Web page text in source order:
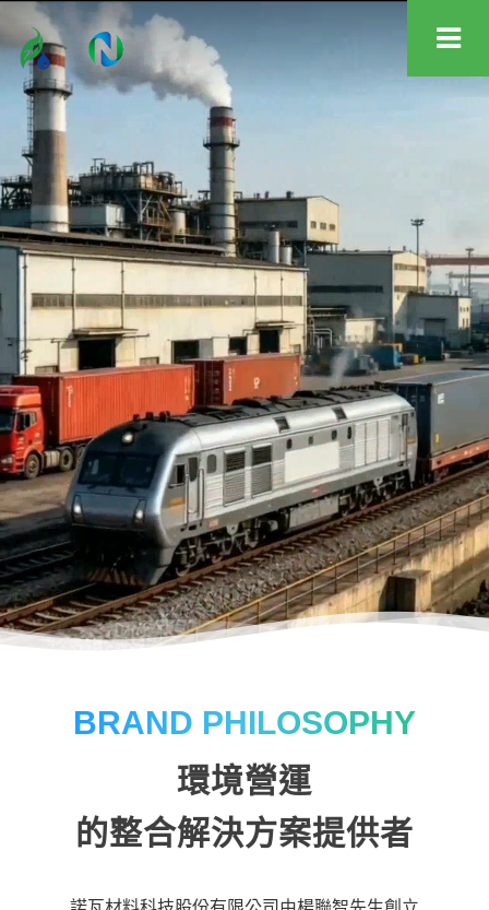
BRAND PHILOSOPHY
環境營運
的整合解決方案提供者